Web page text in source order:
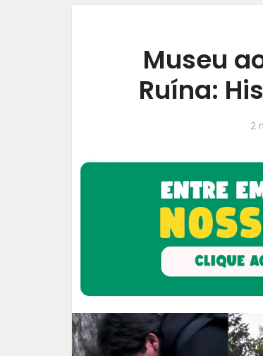
Museu
Ruína:
2